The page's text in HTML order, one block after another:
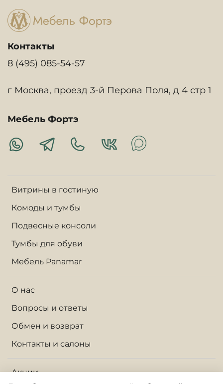
Витрины в гостиную
Комоды и тумбы
Подвесные консоли
Тумбы для обуви
Мебель Panamar
О нас
Вопросы и ответы
Обмен и возврат
Контакты и салоны
Акции
Контакты
8 (495) 085-54-57
г Москва, проезд 3-й Перова Поля, д 4 стр 1
Мебель Фортэ